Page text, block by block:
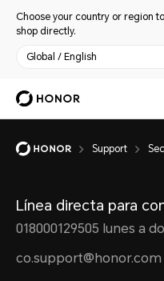
Choose your country or region
shop directly.
Global / English
Support
Línea directa para
018000129505 lunes a
co.support@honor.com